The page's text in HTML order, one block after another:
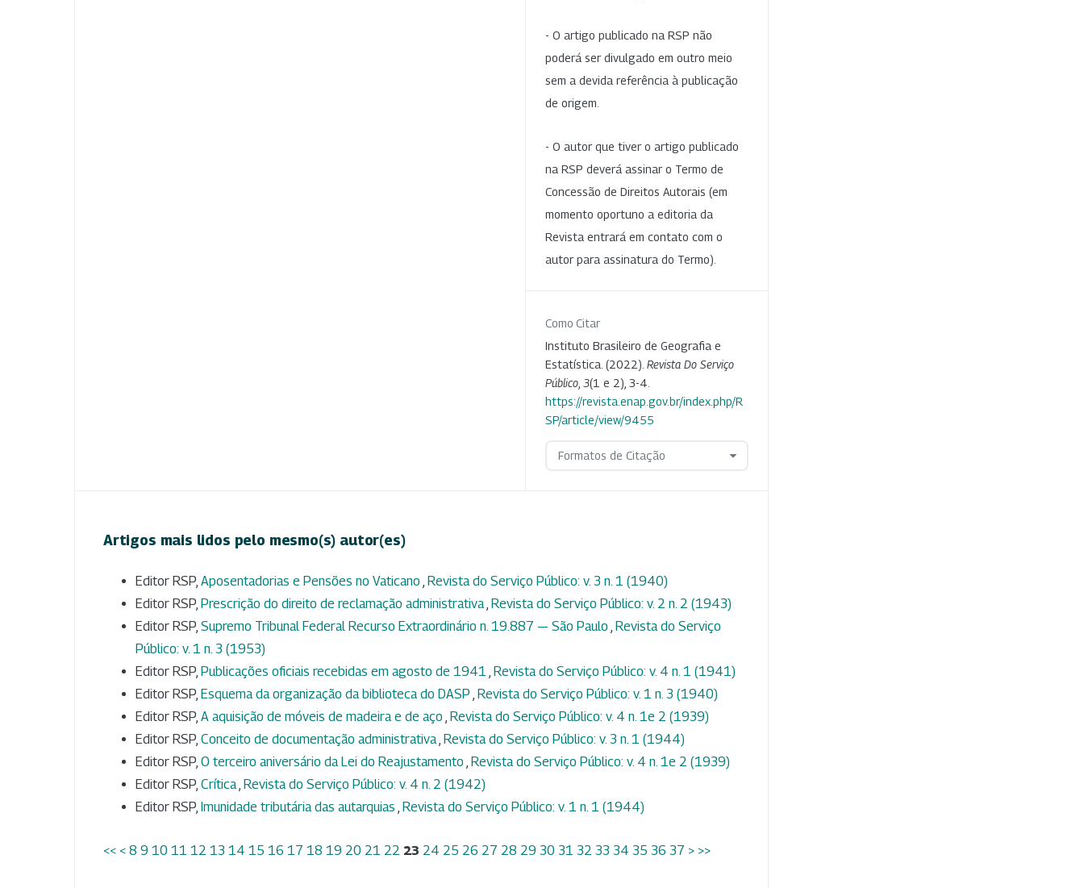
- O artigo publicado na RSP não
poderá ser divulgado em outro meio
sem a devida referência à publicação
de origem.
- O autor que tiver o artigo publicado
na RSP deverá assinar o Termo de
Concessão de Direitos Autorais (em
momento oportuno a editoria da
Revista entrará em contato com o
autor para assinatura do Termo).
Como Citar
Instituto Brasileiro de Geografia e
Estatística. (2022). Revista Do Serviço
Público 3(1 e 2), 3-4.
https://revista.enap.gov.br/index.php/R
SP/article/view/9455
Formatos de Citação
Artigos mais lidos pelo mesmo(s) autor(es)
Editor RSP, Aposentadorias e Pensões no Vaticano , Revista do Serviço Público: v. 3 n. 1 (1940)
Editor RSP, Prescrição do direito de reclamação administrativa, Revista do Serviço Público: v. 2 n. 2 (1943)
Editor RSP, Supremo Tribunal Federal Recurso Extraordinário n. 19.887 — São Paulo , Revista do Serviço
Público: v. 1 n. 3 (1953)
Editor RSP, Publicações oficiais recebidas em agosto de 1941 , Revista do Serviço Público: v. 4 n. 1 (1941)
Editor RSP, Esquema da organização da biblioteca do DASP , Revista do Serviço Público: v. 1 n. 3 (1940)
Editor RSP, A aquisição de móveis de madeira e de aço , Revista do Serviço Público: v. 4 n. 1e 2 (1939)
Editor RSP, Conceito de documentação administrativa, Revista do Serviço Público: v. 3 n. 1 (1944)
Editor RSP, O terceiro aniversário da Lei do Reajustamento , Revista do Serviço Público: v. 4 n. 1e 2 (1939)
Editor RSP, Crítica, Revista do Serviço Público: v. 4 n. 2 (1942)
Editor RSP, Imunidade tributária das autarquias , Revista do Serviço Público: v. 1 n. 1 (1944)
<< < 8 9 10 11 12 13 14 15 16 17 18 19 20 21 22 23 24 25 26 27 28 29 30 31 32 33 34 35 36 37 > >>